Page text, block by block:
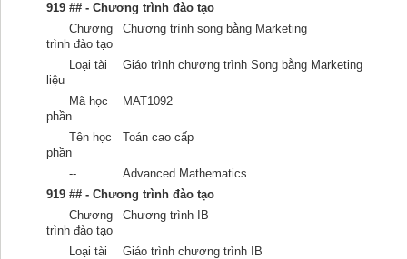
919 ## - Chương trình đào tạo
Chương
trình đào tạo
Chương trình song bằng Marketing
Loại tài
liệu
Giáo trình chương trình Song bằng Marketing
Mã học
phần
MAT1092
Tên học
phần
Toán cao cấp
--
Advanced Mathematics
919 ## - Chương trình đào tạo
Chương
trình đào tạo
Chương trình IB
Loại tài
Giáo trình chương trình IB